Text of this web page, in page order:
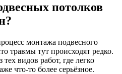
потолков
монтажа подвесного
травмы тут происходят редко.
видов работ, где легко
что-то более серьёзное.